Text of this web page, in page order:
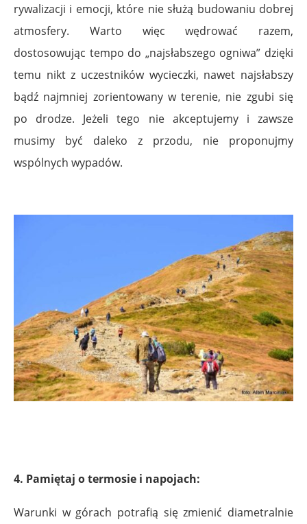
rywalizacji i emocji, które nie służą budowaniu dobrej
atmosfery. Warto więc wędrować razem,
dostosowując tempo do „najsłabszego ogniwa” dzięki
temu nikt z uczestników wycieczki, nawet najsłabszy
bądź najmniej zorientowany w terenie, nie zgubi się
po drodze. Jeżeli tego nie akceptujemy i zawsze
musimy być daleko z przodu, nie proponujmy
wspólnych wypadów.
4. Pamiętaj o termosie i napojach:
Warunki w górach potrafią się zmienić diametralnie